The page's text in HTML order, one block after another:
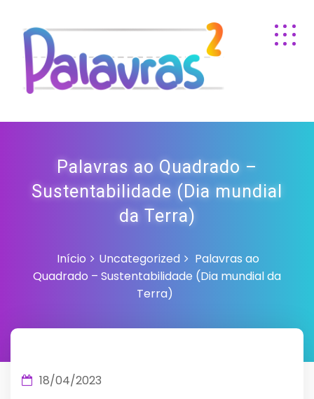
Palavras ao Quadrado –
Sustentabilidade (Dia mundial
da Terra)
Início Uncategorized
Palavras ao
Quadrado – Sustentabilidade (Dia mundial da
Terra)
18/04/2023